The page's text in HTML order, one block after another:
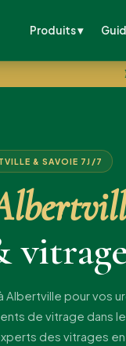
Produits ▾
& SAVOIE 7J/7
Albertville pour vos
de vitrage dans
des vitrages